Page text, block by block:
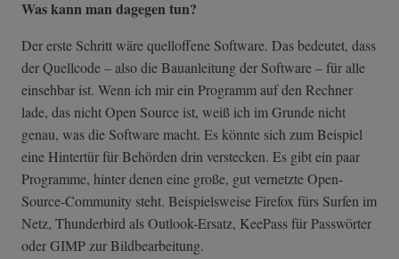
Was kann man dagegen tun?
Der erste Schritt wäre quelloffene Software. Das bedeutet, dass
der Quellcode – also die Bauanleitung der Software – für alle
einsehbar ist. Wenn ich mir ein Programm auf den Rechner
lade, das nicht Open Source ist, weiß ich im Grunde nicht
genau, was die Software macht. Es könnte sich zum Beispiel
eine Hintertür für Behörden drin verstecken. Es gibt ein paar
Programme, hinter denen eine große, gut vernetzte Open-
Source-Community steht. Beispielsweise Firefox fürs Surfen im
Netz, Thunderbird als Outlook-Ersatz, KeePass für Passwörter
oder GIMP zur Bildbearbeitung.